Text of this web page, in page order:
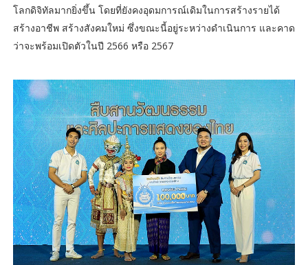
โลกดิจิทัลมากยิ่งขึ้น โดยที่ยังคงอุดมการณ์เดิมในการสร้างรายได้
สร้างอาชีพ สร้างสังคมใหม่ ซึ่งขณะนี้อยู่ระหว่างดำเนินการ และคาด
ว่าจะพร้อมเปิดตัวในปี 2566 หรือ 2567